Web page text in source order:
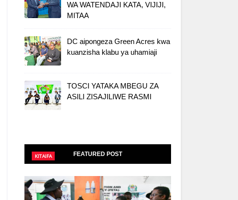
WA WATENDAJI KATA, VIJIJI,
MITAA
DC aipongeza Green Acres kwa
kuanzisha klabu ya uhamiaji
TOSCI YATAKA MBEGU ZA
ASILI ZISAJILIWE RASMI
FEATURED POST
KITAIFA